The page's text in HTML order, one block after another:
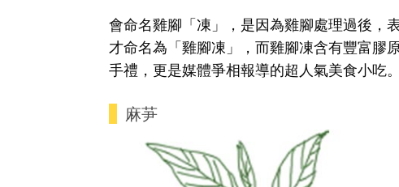
會命名雞腳「凍」，是因為雞腳處理過後，
才命名為「雞腳凍」，而雞腳凍含有豐富膠
手禮，更是媒體爭相報導的超人氣美食小吃。
麻芛